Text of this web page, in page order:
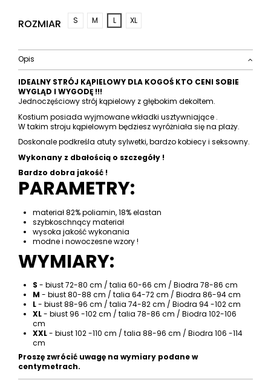
ROZMIAR S M L XL
Opis
IDEALNY STRÓJ KĄPIELOWY DLA KOGOŚ KTO CENI SOBIE
WYGLĄD I WYGODĘ !!!
Jednoczęściowy strój kąpielowy z głębokim dekoltem.
Kostium posiada wyjmowane wkładki usztywniające .
W takim stroju kąpielowym będziesz wyróżniała się na plaży.
Doskonale podkreśla atuty sylwetki, bardzo kobiecy i seksowny.
Wykonany z dbałością o szczegóły !
Bardzo dobra jakość !
PARAMETRY:
materiał 82% poliamin, 18% elastan
szybkoschnący materiał
wysoka jakość wykonania
modne i nowoczesne wzory !
WYMIARY:
S - biust 72-80 cm / talia 60-66 cm / Biodra 78-86 cm
M - biust 80-88 cm / talia 64-72 cm / Biodra 86-94 cm
L- biust 88-96 cm / talia 74-82 cm / Biodra 94 -102 cm
XL- biust 96 -102 cm / talia 78-86 cm / Biodra 102-106
cm
XXL- biust 102 -110 cm / talia 88-96 cm / Biodra 106 -114
cm
Proszę zwrócić uwagę na wymiary podane w
centymetrach.